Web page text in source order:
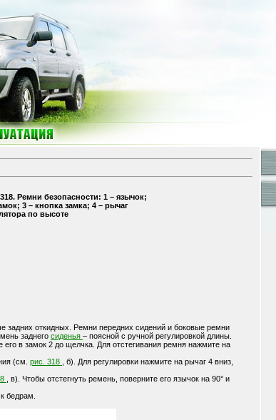
Ремни безопасности: 1 – язычок;
3 – кнопка замка; 4 – рычаг
по высоте
задних откидных. Ремни передних сидений и боковые ремни
заднего сиденья – поясной с ручной регулировкой длины.
его в замок 2 до щелчка. Для отстегивания ремня нажмите на
(см. рис. 318
, б). Для регулировки нажмите на рычаг 4 вниз,
, в). Чтобы отстегнуть ремень, поверните его язычок на 90° и
бедрам.